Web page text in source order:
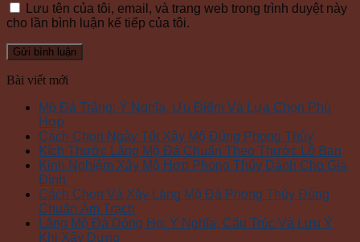
Lưu tên của tôi, email, và trang web trong trình duyệt này
cho lần bình luận kế tiếp của tôi.
Bài viết mới
Mộ Đá Trắng: Ý Nghĩa, Ưu Điểm Và Lựa Chọn Phù
Hợp
Cách Chọn Ngày Tốt Xây Mộ Đúng Phong Thủy
Kích Thước Lăng Mộ Đá Chuẩn Theo Thước Lỗ Ban
Kinh Nghiệm Xây Mộ Hợp Phong Thủy Dành Cho Gia
Đình
Cách Chọn Và Xây Lăng Mộ Đá Phong Thủy Đúng
Chuẩn Âm Trạch
Lăng Mộ Đá Dòng Họ: Ý Nghĩa, Cấu Trúc Và Lưu Ý
Khi Xây Dựng